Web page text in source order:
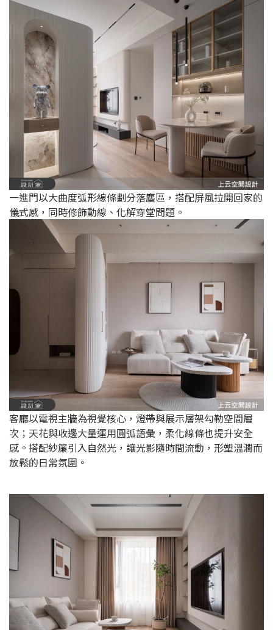
一進門以大曲度弧形線條劃分落塵區，搭配屏風拉開回家的
儀式感，同時修飾動線、化解穿堂問題。
客廳以電視主牆為視覺核心，燈帶與展示層架勾勒空間層
次；天花與收邊大量運用圓弧語彙，柔化線條也提升安全
感。搭配紗簾引入自然光，讓光影隨時間流動，形塑溫潤而
放鬆的日常氛圍。